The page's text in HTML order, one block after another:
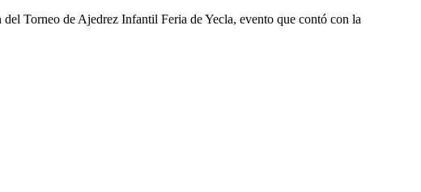
Torneo de Ajedrez Infantil Feria de Yecla, evento que contó con la